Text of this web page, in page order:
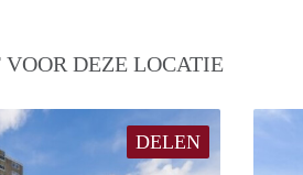
DEZE LOCATIE
DELEN